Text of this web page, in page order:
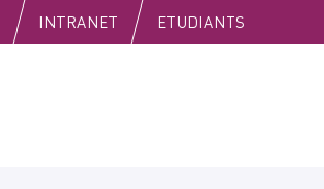
INTRANET ETUDIANTS